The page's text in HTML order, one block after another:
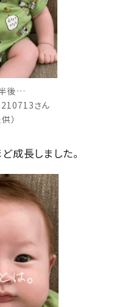
後…
さん
）
成長しました。